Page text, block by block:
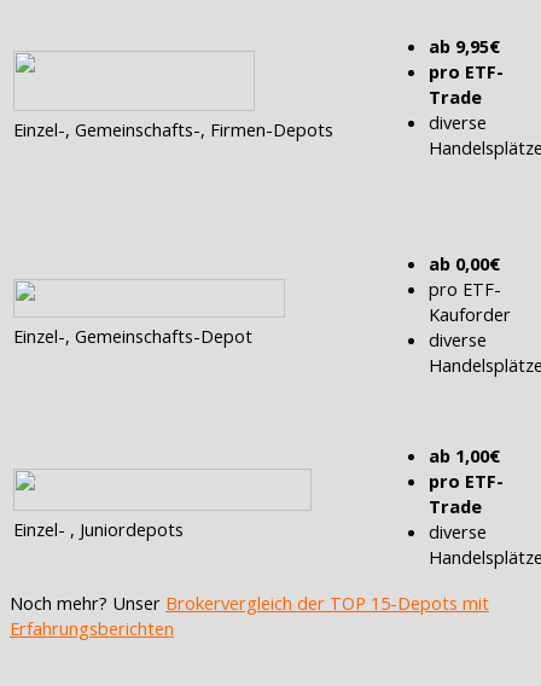
Einzel-, Gemeinschafts-, Firmen-Depots
ab 9,95€
pro ETF-
Trade
diverse
Einzel-, Gemeinschafts-Depot
ab 0,00€
pro ETF-
Kauforder
diverse
Einzel- , Juniordepots
ab 1,00€
pro ETF-
Trade
diverse
Noch mehr? Unser Brokervergleich der TOP 15-Depots mit
Erfahrungsberichten